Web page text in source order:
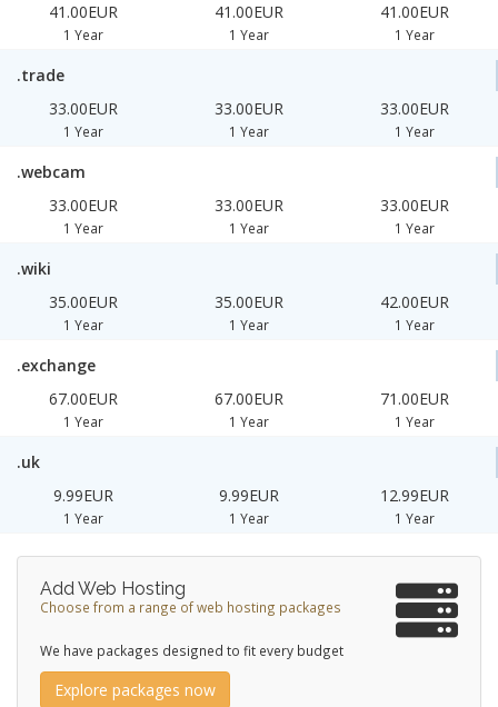
41.00EUR
1 Year
41.00EUR
1 Year
41.00EUR
1 Year
.trade
33.00EUR
1 Year
33.00EUR
1 Year
33.00EUR
1 Year
.webcam
33.00EUR
1 Year
33.00EUR
1 Year
33.00EUR
1 Year
.wiki
35.00EUR
1 Year
35.00EUR
1 Year
42.00EUR
1 Year
.exchange
67.00EUR
1 Year
67.00EUR
1 Year
71.00EUR
1 Year
.uk
9.99EUR
1 Year
9.99EUR
1 Year
12.99EUR
1 Year
Add Web Hosting
Choose from a range of web hosting packages
We have packages designed to fit every budget
Explore packages now